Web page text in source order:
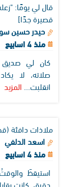
قال لي يومًا:
قصيرة جدًا]
حيدر حسين
منذ 4 اسابيع
كان لي صديق
صلاته، لا
انقلبت... المزيد
ملاذات دافئة
اسعد الدلفي
منذ 4 اسابيع
استيقظَ
دقيق. كانت بقايا